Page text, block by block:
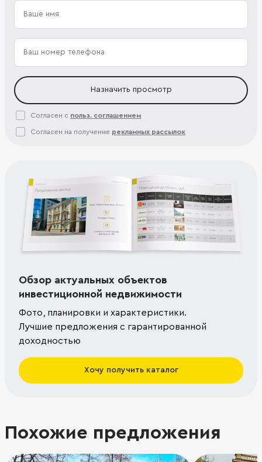
Назначить просмотр
Согласен с польз. соглашением
Согласен на получение рекламных рассылок
Обзор актуальных объектов
инвестиционной недвижимости
Фото, планировки и характеристики.
Лучшие предложения с гарантированной
доходностью
Хочу получить каталог
Похожие предложения